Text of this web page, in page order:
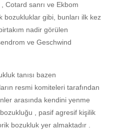
Cotard sanrı ve Ekbom
gibi, bunları ilk kez
nadir görülen
ve Geschwind
tanısı bazen
resmi komiteleri tarafından
arasında kendini yenme
, pasif agresif kişilik
bozukluk yer almaktadır .